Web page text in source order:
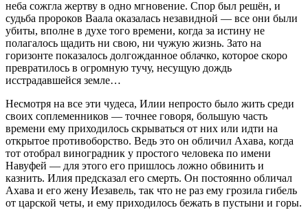
неба сожгла жертву в одно мгновение. Спор был решён, и
судьба пророков Ваала оказалась незавидной — все они были
убиты, вполне в духе того времени, когда за истину не
полагалось щадить ни свою, ни чужую жизнь. Зато на
горизонте показалось долгожданное облачко, которое скоро
превратилось в огромную тучу, несущую дождь
исстрадавшейся земле…
Несмотря на все эти чудеса, Илии непросто было жить среди
своих соплеменников — точнее говоря, большую часть
времени ему приходилось скрываться от них или идти на
открытое противоборство. Ведь это он обличил Ахава, когда
тот отобрал виноградник у простого человека по имени
Навуфей — для этого его пришлось ложно обвинить и
казнить. Илия предсказал его смерть. Он постоянно обличал
Ахава и его жену Иезавель, так что не раз ему грозила гибель
от царской четы, и ему приходилось бежать в пустыни и горы.